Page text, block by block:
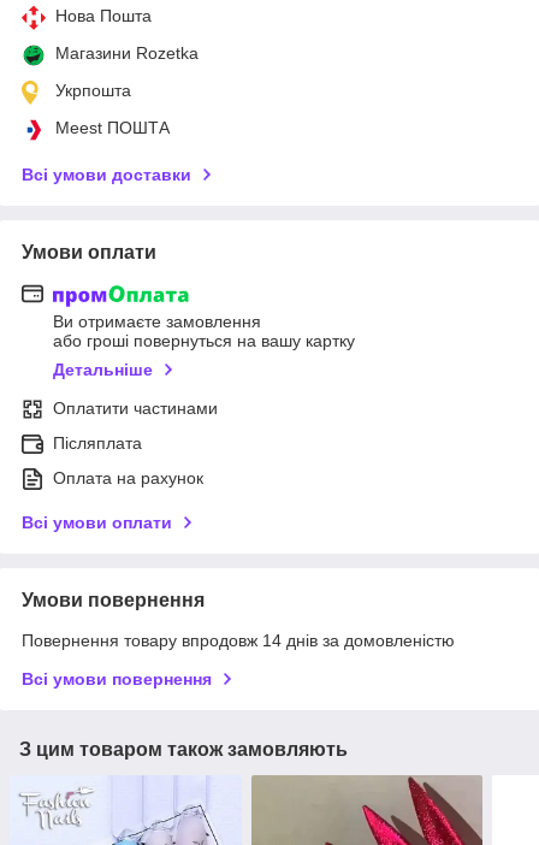
Нова Пошта
Магазини Rozetka
Укрпошта
Meest ПОШТА
Всі умови доставки
Умови оплати
Ви отримаєте замовлення
або гроші повернуться на вашу картку
Детальніше
Оплатити частинами
Післяплата
Оплата на рахунок
Всі умови оплати
Умови повернення
Повернення товару впродовж 14 днів за домовленістю
Всі умови повернення
З цим товаром також замовляють